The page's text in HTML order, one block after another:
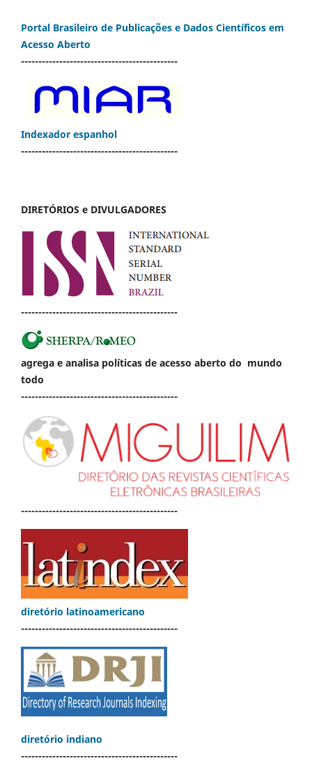
Portal Brasileiro de Publicações e Dados Científicos em
Acesso Aberto
---------------------------------------------
Indexador espanhol
---------------------------------------------
DIRETÓRIOS e DIVULGADORES
---------------------------------------------
agrega e analisa políticas de acesso aberto do mundo
todo
---------------------------------------------
---------------------------------------------
diretório latinoamericano
---------------------------------------------
diretório indiano
---------------------------------------------